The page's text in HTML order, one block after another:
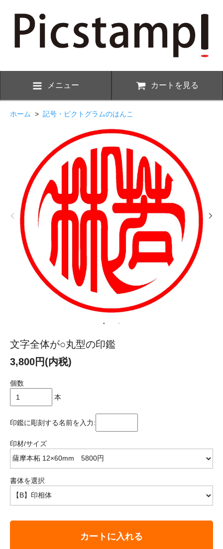
メニュー カートを見る
ホーム > 記号・ピクトグラムのはんこ
文字全体が○丸型の印鑑
3,800円(内税)
個数
本
印鑑に彫刻する名前を入力:
印材/サイズ
書体を選択
カートに入れる